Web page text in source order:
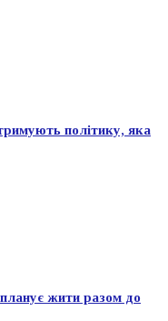
політику, яка
жити разом до